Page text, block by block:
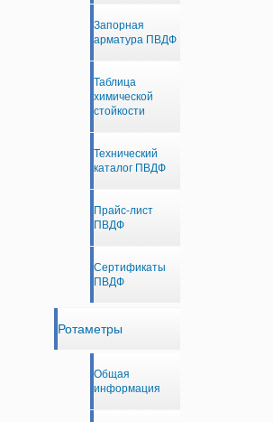
Запорная
арматура ПВДФ
Таблица
химической
стойкости
Технический
каталог ПВДФ
Прайс-лист
ПВДФ
Сертификаты
ПВДФ
Ротаметры
Общая
информация